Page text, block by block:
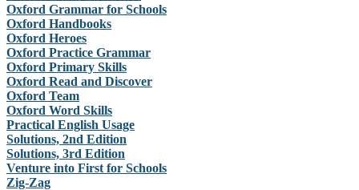
Oxford Grammar for Schools
Oxford Handbooks
Oxford Heroes
Oxford Practice Grammar
Oxford Primary Skills
Oxford Read and Discover
Oxford Team
Oxford Word Skills
Practical English Usage
Solutions, 2nd Edition
Solutions, 3rd Edition
Venture into First for Schools
Zig-Zag